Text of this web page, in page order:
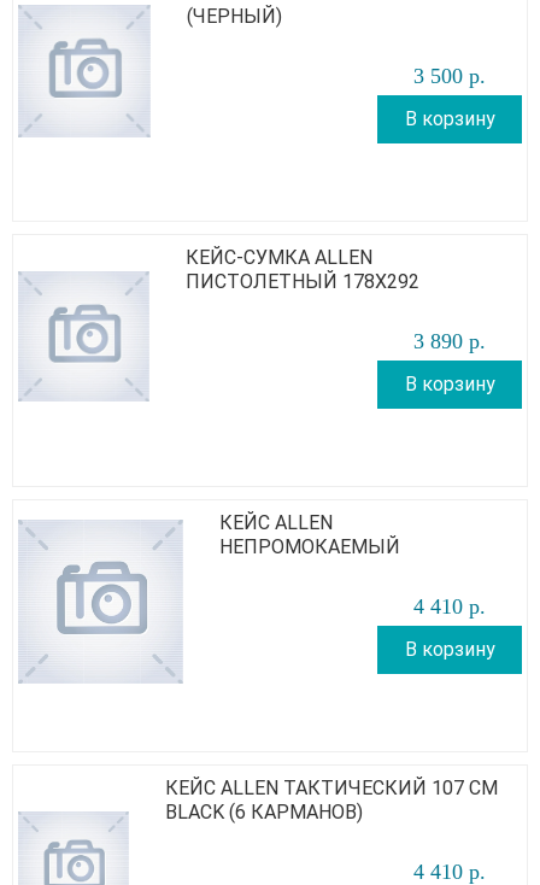
(ЧЕРНЫЙ)
3 500 р.
В корзину
КЕЙС-СУМКА ALLEN
ПИСТОЛЕТНЫЙ 178Х292
3 890 р.
В корзину
КЕЙС ALLEN
НЕПРОМОКАЕМЫЙ
4 410 р.
В корзину
КЕЙС ALLEN ТАКТИЧЕСКИЙ 107 СМ
BLACK (6 КАРМАНОВ)
4 410 р.